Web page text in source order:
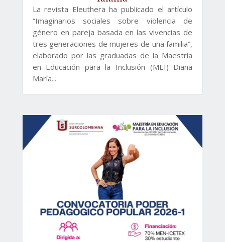
La revista Eleuthera ha publicado el artículo
“Imaginarios sociales sobre violencia de
género en pareja basada en las vivencias de
tres generaciones de mujeres de una familia”,
elaborado por las graduadas de la Maestría
en Educación para la Inclusión (MEI) Diana
María...